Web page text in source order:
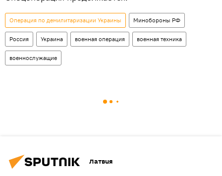
Операция по демилитаризации Украины Минобороны РФ
Россия Украина военная операция военная техника
военнослужащие
Латвия